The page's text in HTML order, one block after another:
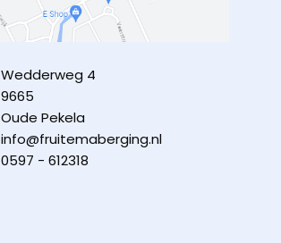
Wedderweg 4
9665
Oude Pekela
info@fruitemaberging.nl
0597 - 612318